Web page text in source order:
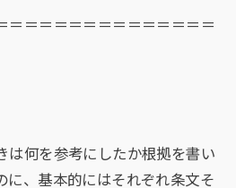
＝＝＝＝＝＝＝＝＝＝＝＝＝＝
は何を参考にしたか根拠を書い
に、基本的にはそれぞれ条文そ